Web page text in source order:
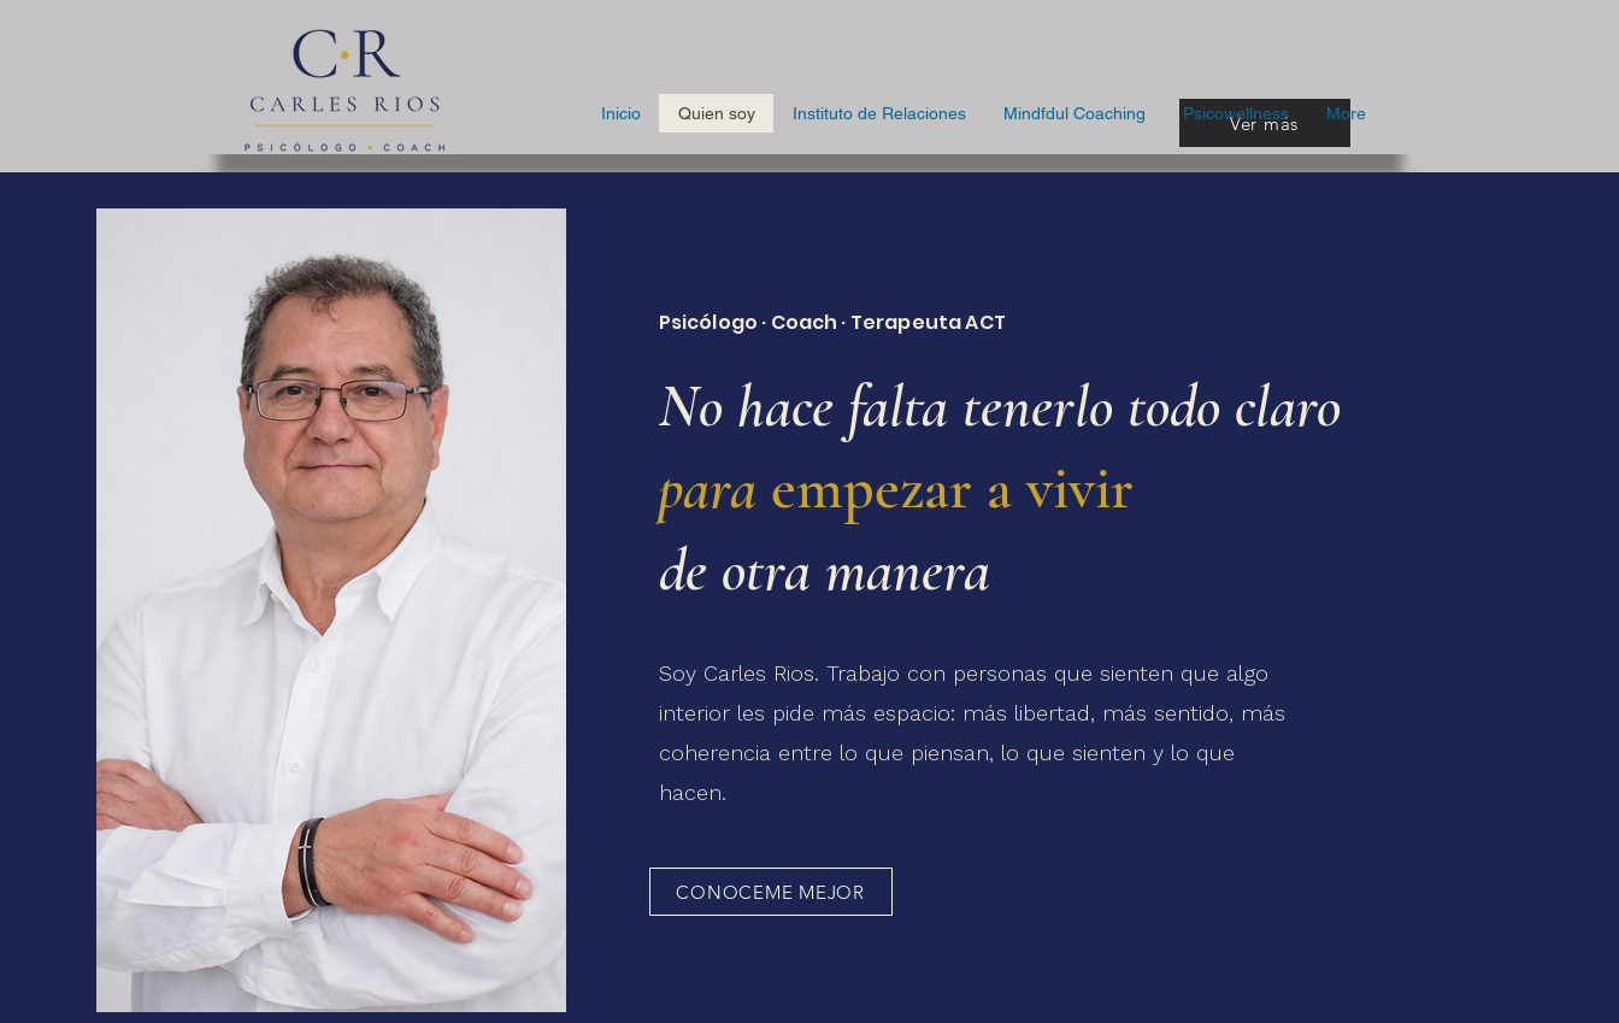
Inicio Quien soy Instituto de Relaciones Mindfdul Coaching Psicowellness More
Ver más
Psicólogo · Coach · Terapeuta ACT
No hace falta tenerlo todo claro
para empezar a vivir
de otra manera
Soy Carles Rios. Trabajo con personas que sienten que algo
interior les pide más espacio: más libertad, más sentido, más
coherencia entre lo que piensan, lo que sienten y lo que
hacen.
CONOCEME MEJOR